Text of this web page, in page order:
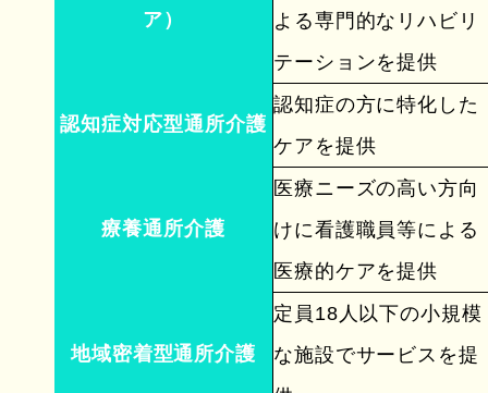
ア）
よる専門的なリハビリ
テーションを提供
認知症対応型通所介護
認知症の方に特化した
ケアを提供
療養通所介護
医療ニーズの高い方向
けに看護職員等による
医療的ケアを提供
地域密着型通所介護
定員18人以下の小規模
な施設でサービスを提